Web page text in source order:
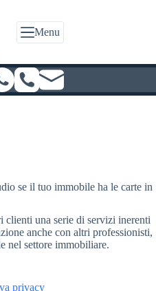
Menu
se il tuo immobile ha le carte in
clienti una serie di servizi inerenti
anche con altri professionisti,
nel settore immobiliare.
privacy